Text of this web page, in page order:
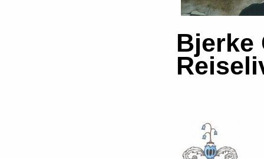
Bjerke